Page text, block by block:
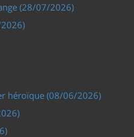
(28/07/2026)
héroïque (08/06/2026)